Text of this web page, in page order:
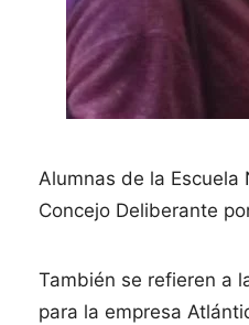
Alumnas de la Escuela
Concejo Deliberante
También se refieren a
para la empresa